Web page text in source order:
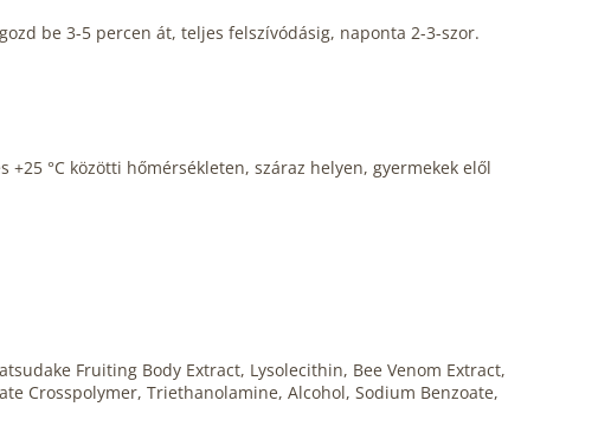
be 3-5 percen át, teljes felszívódásig, naponta 2-3-szor.
°C közötti hőmérsékleten, száraz helyen, gyermekek elől
Fruiting Body Extract, Lysolecithin, Bee Venom Extract,
Crosspolymer, Triethanolamine, Alcohol, Sodium Benzoate,